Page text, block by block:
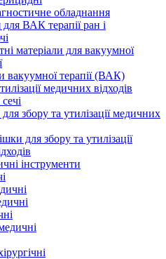
обладнання
ВАК терапії ран і
матеріали для вакуумної
вакуумної терапії (ВАК)
медичних відходів
збору та утилізації медичних
для збору та утилізації
інструменти